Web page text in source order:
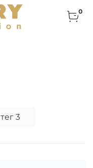
0
тег 3